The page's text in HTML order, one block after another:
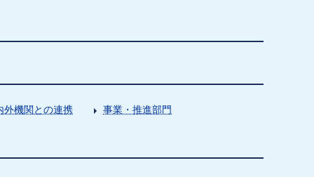
外機関との連携 事業・推進部門